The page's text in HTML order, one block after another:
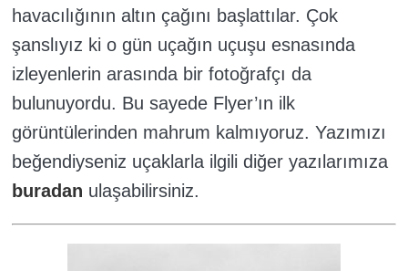
havacılığının altın çağını başlattılar. Çok
şanslıyız ki o gün uçağın uçuşu esnasında
izleyenlerin arasında bir fotoğrafçı da
bulunuyordu. Bu sayede Flyer’ın ilk
görüntülerinden mahrum kalmıyoruz. Yazımızı
beğendiyseniz uçaklarla ilgili diğer yazılarımıza
buradan ulaşabilirsiniz.